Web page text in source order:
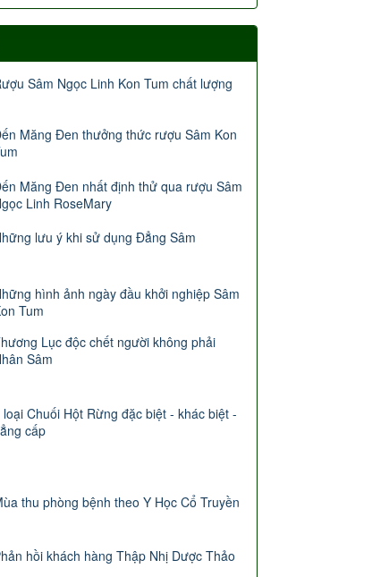
Sâm Ngọc Linh Kon Tum chất lượng
Măng Đen thưởng thức rượu Sâm Kon
Măng Đen nhất định thử qua rượu Sâm
Linh RoseMary
lưu ý khi sử dụng Đẳng Sâm
hình ảnh ngày đầu khởi nghiệp Sâm
Tum
Lục độc chết người không phải
Sâm
loại Chuối Hột Rừng đặc biệt - khác biệt -
cấp
thu phòng bệnh theo Y Học Cổ Truyền
hồi khách hàng Thập Nhị Dược Thảo